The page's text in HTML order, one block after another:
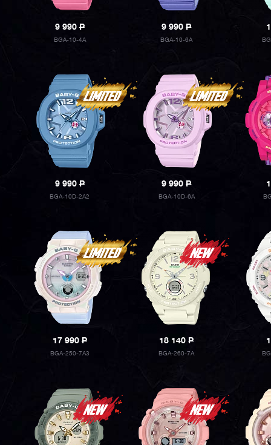
9 990P
BGA-10-4A
9 990P
BGA-10-6A
9 990P
BGA-10D-2A2
9 990P
BGA-10D-6A
17 990P
BGA-250-7A3
18 140P
BGA-260-7A